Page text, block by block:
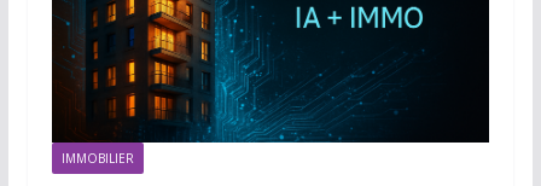
IMMOBILIER